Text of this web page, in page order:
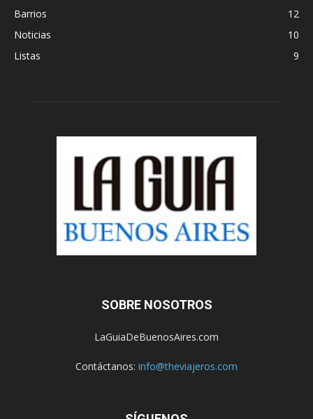
Barrios
12
Noticias
10
Listas
9
SOBRE NOSOTROS
LaGuiaDeBuenosAires.com
Contáctanos: info@theviajeros.com